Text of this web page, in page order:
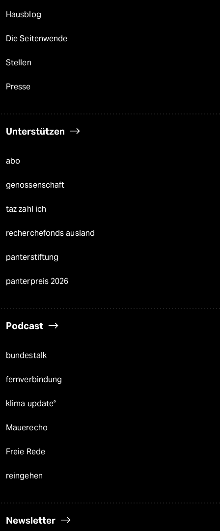
Hausblog
Die Seitenwende
Stellen
Presse
Unterstützen
abo
genossenschaft
taz zahl ich
recherchefonds ausland
panterstiftung
panterpreis 2026
Podcast
bundestalk
fernverbindung
klima update°
Mauerecho
Freie Rede
reingehen
Newsletter